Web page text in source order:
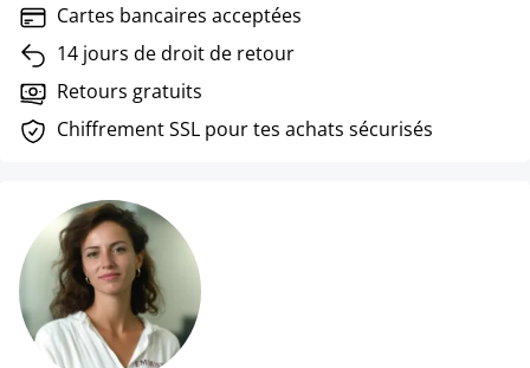
Cartes bancaires acceptées
14 jours de droit de retour
Retours gratuits
Chiffrement SSL pour tes achats sécurisés